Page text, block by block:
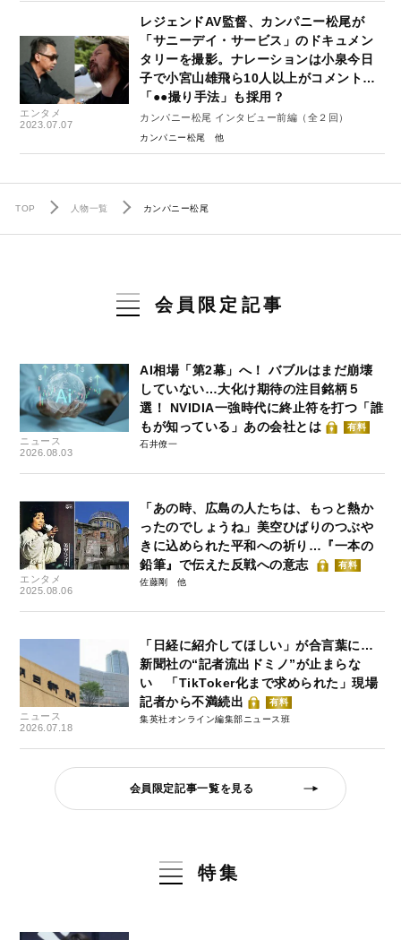
エンタメ
2023.07.07
レジェンドAV監督、カンパニー松尾が
「サニーデイ・サービス」のドキュメン
タリーを撮影。ナレーションは小泉今日
子で小宮山雄飛ら10人以上がコメント…
「●●撮り手法」も採用？
カンパニー松尾 インタビュー前編（全２回）
カンパニー松尾
TOP 人物一覧 カンパニー松尾
会員限定記事
ニュース
2026.08.03
AI相場「第2幕」へ！ バブルはまだ崩壊
していない…大化け期待の注目銘柄５
選！ NVIDIA一強時代に終止符を打つ「誰
もが知っている」あの会社とは
有料
石井僚一
エンタメ
2025.08.06
「あの時、広島の人たちは、もっと熱か
ったのでしょうね」美空ひばりのつぶや
きに込められた平和への祈り…『一本の
鉛筆』で伝えた反戦への意志
有料
佐藤剛
ニュース
2026.07.18
「日経に紹介してほしい」が合言葉に…
新聞社の“記者流出ドミノ”が止まらな
い 「TikToker化まで求められた」現場
記者から不満続出
有料
集英社オンライン編集部ニュース班
会員限定記事一覧を見る
特集